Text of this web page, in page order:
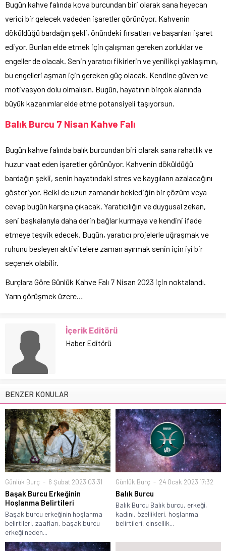
Bugün kahve falında kova burcundan biri olarak sana heyecan
verici bir gelecek vadeden işaretler görünüyor. Kahvenin
döküldüğü bardağın şekli, önündeki fırsatları ve başarıları işaret
ediyor. Bunları elde etmek için çalışman gereken zorluklar ve
engeller de olacak. Senin yaratıcı fikirlerin ve yenilikçi yaklaşımın,
bu engelleri aşman için gereken güç olacak. Kendine güven ve
motivasyon dolu olmalısın. Bugün, hayatının birçok alanında
büyük kazanımlar elde etme potansiyeli taşıyorsun.
Balık Burcu 7 Nisan Kahve Falı
Bugün kahve falında balık burcundan biri olarak sana rahatlık ve
huzur vaat eden işaretler görünüyor. Kahvenin döküldüğü
bardağın şekli, senin hayatındaki stres ve kaygıların azalacağını
gösteriyor. Belki de uzun zamandır beklediğin bir çözüm veya
cevap bugün karşına çıkacak. Yaratıcılığın ve duygusal zekan,
seni başkalarıyla daha derin bağlar kurmaya ve kendini ifade
etmeye teşvik edecek. Bugün, yaratıcı projelerle uğraşmak ve
ruhunu besleyen aktivitelere zaman ayırmak senin için iyi bir
seçenek olabilir.
Burçlara Göre Günlük Kahve Falı 7 Nisan 2023 için noktalandı.
Yarın görüşmek üzere…
İçerik Editörü
Haber Editörü
BENZER KONULAR
Günlük Burç 6 Şubat 2023 03:31
Başak Burcu Erkeğinin
Hoşlanma Belirtileri
Başak burcu erkeğinin hoşlanma
belirtileri, zaafları, başak burcu
erkeği neden...
Günlük Burç 24 Ocak 2023 17:32
Balık Burcu
Balık Burcu Balık burcu, erkeği,
kadını, özellikleri, hoşlanma
belirtileri, cinsellik...